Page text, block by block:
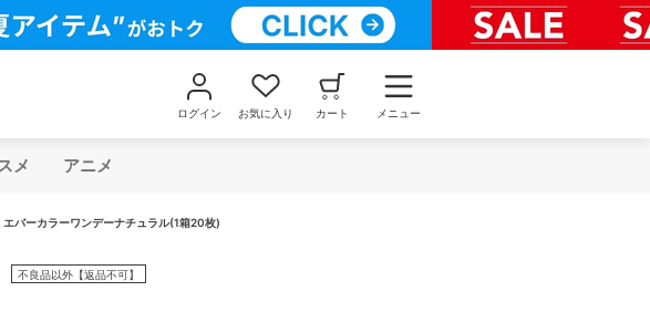
ログイン お気に入り カート メニュー
メ アニメ
バーカラーワンデーナチュラル(1箱20枚)
不良品以外【返品不可】